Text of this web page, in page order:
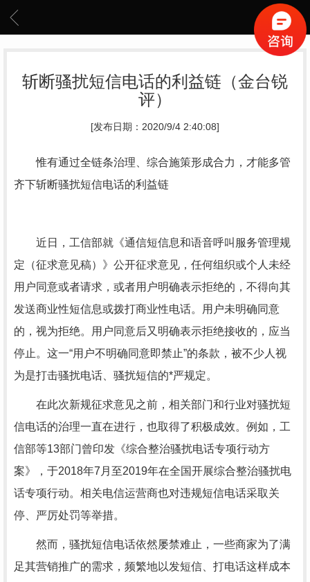
斩断骚扰短信电话的利益链（金台锐
评）
[发布日期：2020/9/4 2:40:08]
惟有通过全链条治理、综合施策形成合力，才能多管
齐下斩断骚扰短信电话的利益链
近日，工信部就《通信短信息和语音呼叫服务管理规
定（征求意见稿）》公开征求意见，任何组织或个人未经
用户同意或者请求，或者用户明确表示拒绝的，不得向其
发送商业性短信息或拨打商业性电话。用户未明确同意
的，视为拒绝。用户同意后又明确表示拒绝接收的，应当
停止。这一“用户不明确同意即禁止”的条款，被不少人视
为是打击骚扰电话、骚扰短信的*严规定。
在此次新规征求意见之前，相关部门和行业对骚扰短
信电话的治理一直在进行，也取得了积极成效。例如，工
信部等13部门曾印发《综合整治骚扰电话专项行动方
案》，于2018年7月至2019年在全国开展综合整治骚扰电
话专项行动。相关电信运营商也对违规短信电话采取关
停、严厉处罚等举措。
然而，骚扰短信电话依然屡禁难止，一些商家为了满
足其营销推广的需求，频繁地以发短信、打电话这样成本